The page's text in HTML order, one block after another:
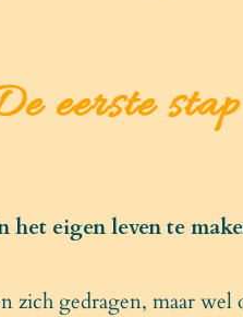
eerste
het eigen leven te
zich gedragen, maar wel